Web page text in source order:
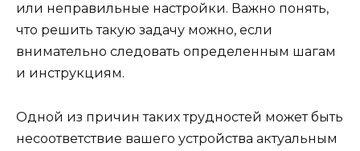
или неправильные настройки. Важно понять,
что решить такую задачу можно, если
внимательно следовать определенным шагам
и инструкциям.
Одной из причин таких трудностей может быть
несоответствие вашего устройства актуальным